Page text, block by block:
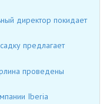
директор покидает
предлагает
проведены
Iberia